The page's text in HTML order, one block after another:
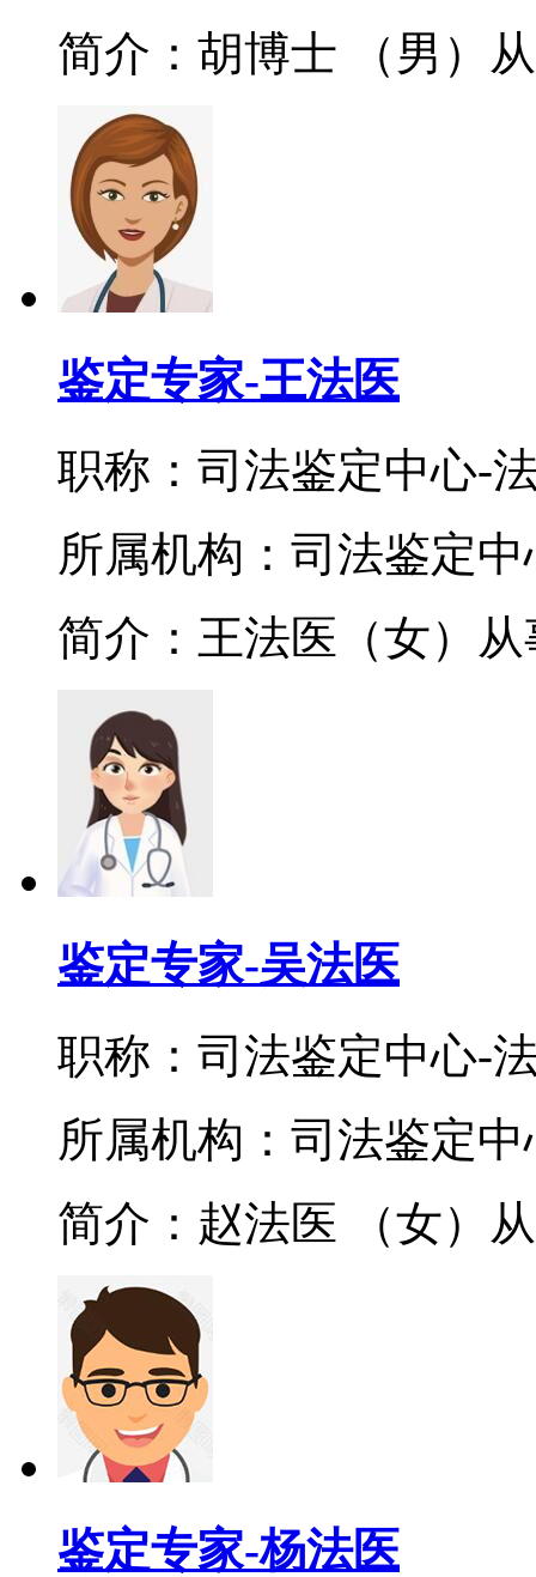
简介：胡博士 （男）
鉴定专家-王法医
职称：司法鉴定中心-
所属机构：司法鉴定中
简介：王法医（女）
鉴定专家-吴法医
职称：司法鉴定中心-
所属机构：司法鉴定中
简介：赵法医 （女）
鉴定专家-杨法医